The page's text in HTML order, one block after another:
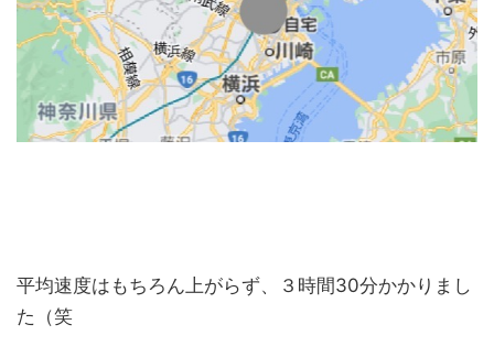
平均速度はもちろん上がらず、３時間30分かかりまし
た（笑